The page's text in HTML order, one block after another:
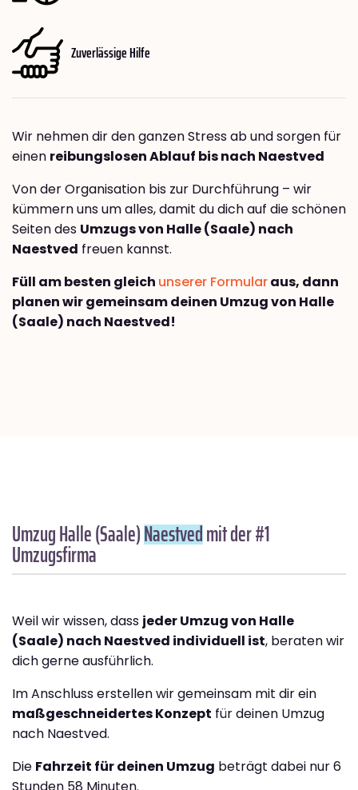
Zuverlässige Hilfe
Wir nehmen dir den ganzen Stress ab und sorgen für
einen reibungslosen Ablauf bis nach Naestved
Von der Organisation bis zur Durchführung – wir
kümmern uns um alles, damit du dich auf die schönen
Seiten des Umzugs von Halle (Saale) nach
Naestved freuen kannst.
Füll am besten gleich unserer Formularaus, dann
planen wir gemeinsam deinen Umzug von Halle
(Saale) nach Naestved!
Umzug Halle (Saale)Naestvedmit der #1
Umzugsfirma
Weil wir wissen, dass jeder Umzug von Halle
(Saale) nach Naestved individuell ist, beraten wir
dich gerne ausführlich.
Im Anschluss erstellen wir gemeinsam mit dir ein
maßgeschneidertes Konzept für deinen Umzug
nach Naestved.
Die Fahrzeit für deinen Umzug beträgt dabei nur 6